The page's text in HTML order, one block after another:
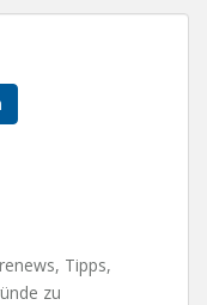
Tipps,
zu